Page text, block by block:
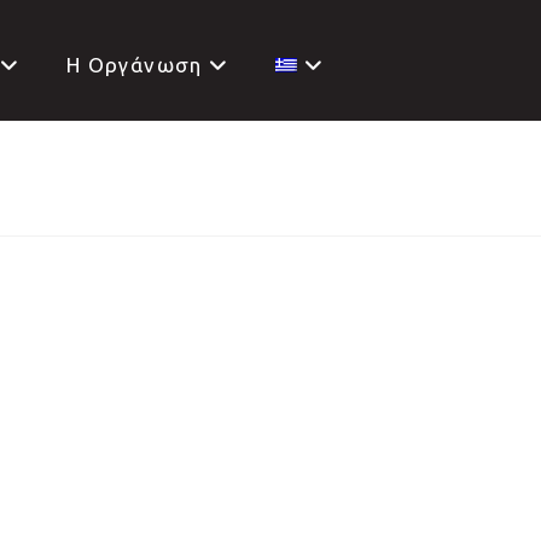
H Oργάνωση